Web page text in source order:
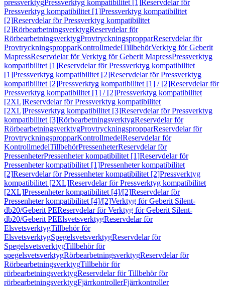
pressverktygPressverktyg kompatibilitet [1]Reservdelar för
Pressverktyg kompatibilitet [1]Pressverktyg kompatibilitet
[2]Reservdelar för Pressverktyg kompatibilitet
[2]RörbearbetningsverktygReservdelar för
RörbearbetningsverktygProvtryckningspropparReservdelar för
ProvtryckningspropparKontrollmedelTillbehörVerktyg för Geberit
MapressReservdelar för Verktyg för Geberit MapressPressverktyg
kompatibilitet [1]Reservdelar för Pressverktyg kompatibilitet
[1]Pressverktyg kompatibilitet [2]Reservdelar för Pressverktyg
kompatibilitet [2]Pressverktyg kompatibilitet [1] / [2]Reservdelar för
Pressverktyg kompatibilitet [1] / [2]Pressverktyg kompatibilitet
[2XL]Reservdelar för Pressverktyg kompatibilitet
[2XL]Pressverktyg kompatibilitet [3]Reservdelar för Pressverktyg
kompatibilitet [3]RörbearbetningsverktygReservdelar för
RörbearbetningsverktygProvtryckningspropparReservdelar för
ProvtryckningspropparKontrollmedelReservdelar för
KontrollmedelTillbehörPressenheterReservdelar för
PressenheterPressenheter kompatibilitet [1]Reservdelar för
Pressenheter kompatibilitet [1]Pressenheter kompatibilitet
[2]Reservdelar för Pressenheter kompatibilitet [2]Pressverktyg
kompatibilitet [2XL]Reservdelar för Pressverktyg kompatibilitet
[2XL]Pressenheter kompatibilitet [4]/[2]Reservdelar för
Pressenheter kompatibilitet [4]/[2]Verktyg för Geberit Silent-
db20/Geberit PEReservdelar för Verktyg för Geberit Silent-
db20/Geberit PEElsvetsverktygReservdelar för
ElsvetsverktygTillbehör för
ElsvetsverktygSpegelsvetsverktygReservdelar för
SpegelsvetsverktygTillbehör för
spegelsvetsverktygRörbearbetningsverktygReservdelar för
RörbearbetningsverktygTillbehör för
rörbearbetningsverktygReservdelar för Tillbehör för
rörbearbetningsverktygFjärrkontrollerFjärrkontroller